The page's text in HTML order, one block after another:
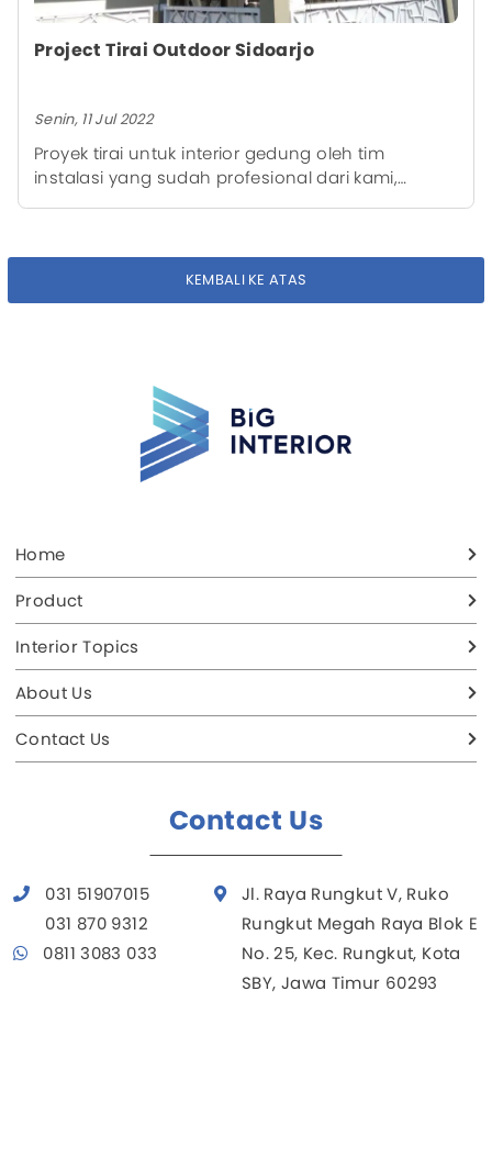
Project Tirai Outdoor Sidoarjo
Senin, 11 Jul 2022
Proyek tirai untuk interior gedung oleh tim
instalasi yang sudah profesional dari kami,
sehingga memberikan hasil akhir yang rapi.
KEMBALI KE ATAS
Home
Product
Interior Topics
About Us
Contact Us
Contact Us
031 51907015
031 870 9312
0811 3083 033
Jl. Raya Rungkut V, Ruko
Rungkut Megah Raya Blok E
No. 25, Kec. Rungkut, Kota
SBY, Jawa Timur 60293